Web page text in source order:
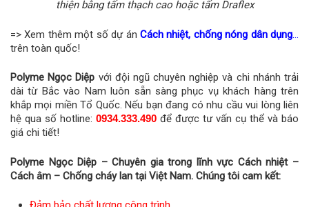
thiện bằng tấm thạch cao hoặc tấm Draflex
=> Xem thêm một số dự án Cách nhiệt, chống nóng dân dụng…
trên toàn quốc!
Polyme Ngọc Diệp với đội ngũ chuyên nghiệp và chi nhánh trải
dài từ Bắc vào Nam luôn sẵn sàng phục vụ khách hàng trên
khắp mọi miền Tổ Quốc. Nếu bạn đang có nhu cầu vui lòng liên
hệ qua số hotline: 0934.333.490 để được tư vấn cụ thể và báo
giá chi tiết!
Polyme Ngọc Diệp – Chuyên gia trong lĩnh vực Cách nhiệt –
Cách âm – Chống cháy lan tại Việt Nam. Chúng tôi cam kết: